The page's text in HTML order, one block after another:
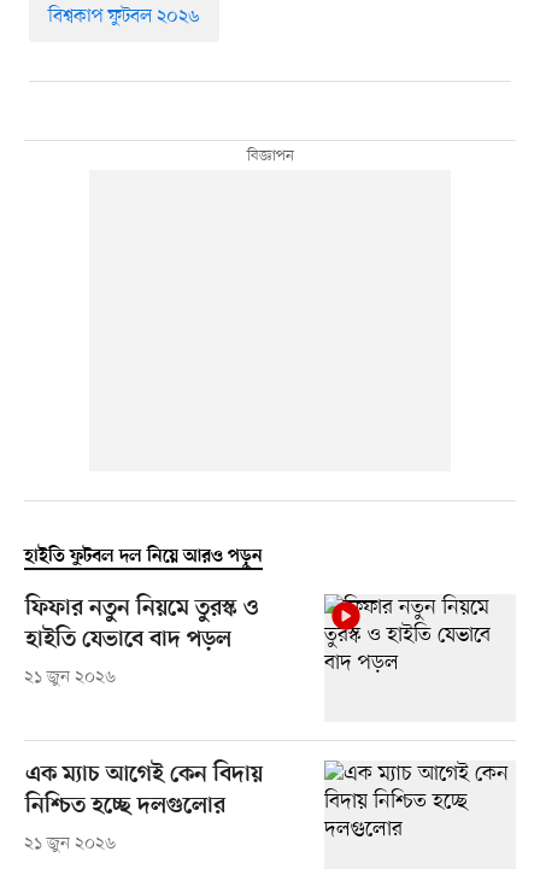
বিশ্বকাপ ফুটবল ২০২৬
হাইতি ফুটবল দল নিয়ে আরও পড়ুন
ফিফার নতুন নিয়মে তুরস্ক ও
হাইতি যেভাবে বাদ পড়ল
২১ জুন ২০২৬
এক ম্যাচ আগেই কেন বিদায়
নিশ্চিত হচ্ছে দলগুলোর
২১ জুন ২০২৬